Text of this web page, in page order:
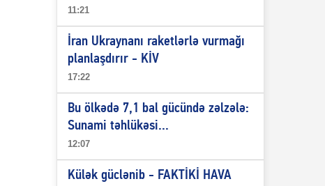
11:21
İran Ukraynanı raketlərlə vurmağı
planlaşdırır - KİV
17:22
Bu ölkədə 7,1 bal gücündə zəlzələ:
Sunami təhlükəsi...
12:07
Külək güclənib - FAKTİKİ HAVA